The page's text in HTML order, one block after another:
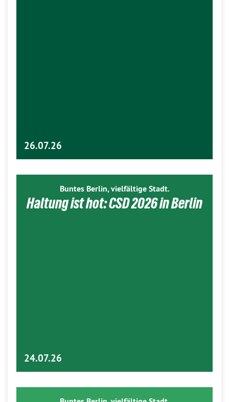
26.07.26
Buntes Berlin, vielfältige Stadt.
Haltung ist hot: CSD 2026 in Berlin
24.07.26